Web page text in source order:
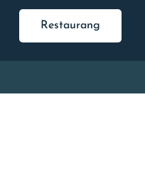
Restaurang